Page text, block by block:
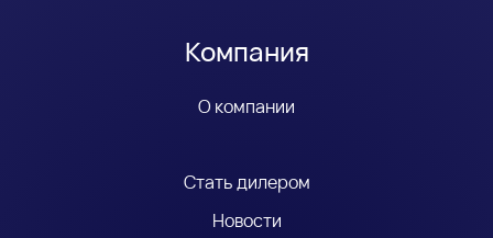
Компания
О компании
Стать дилером
Новости